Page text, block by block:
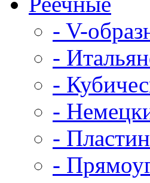
- V-
-
-
-
-
-